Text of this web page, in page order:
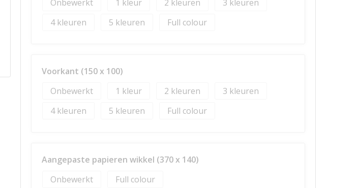
Onbewerkt
1 2
3
4
5 Full colour
Voorkant (150 x 100)
Onbewerkt
1 2
3
4
5 Full colour
Aangepaste papieren wikkel (370 x 140)
Onbewerkt
Full colour